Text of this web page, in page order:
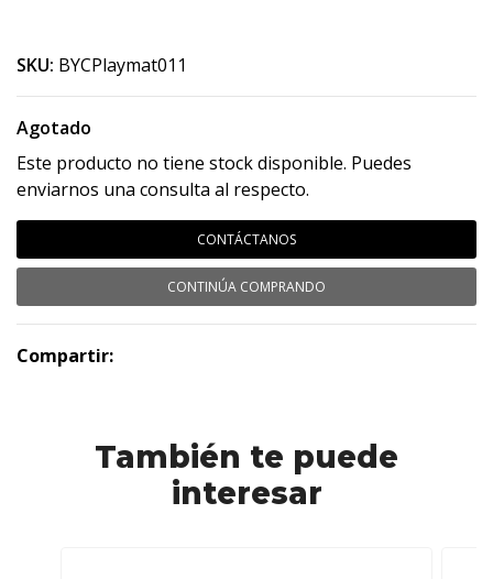
SKU: BYCPlaymat011
Agotado
Este producto no tiene stock disponible. Puedes
enviarnos una consulta al respecto.
CONTÁCTANOS
CONTINÚA COMPRANDO
Compartir:
También te puede
interesar